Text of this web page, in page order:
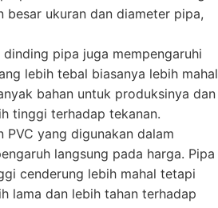
besar ukuran dan diameter pipa,
dinding pipa juga mempengaruhi
lebih tebal biasanya lebih mahal
bahan untuk produksinya dan
tinggi terhadap tekanan.
PVC yang digunakan dalam
langsung pada harga. Pipa
cenderung lebih mahal tetapi
lama dan lebih tahan terhadap